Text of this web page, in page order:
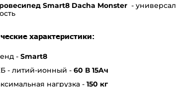
Smart8 Dacha Monster -
характеристики:
- Smart8
- литий-ионный - 60 В 15Aч
нагрузка - 150 кг